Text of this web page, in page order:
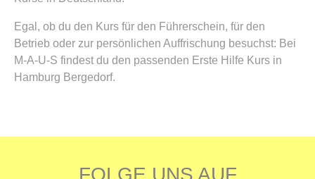
Egal, ob du den Kurs für den Führerschein, für den
Betrieb oder zur persönlichen Auffrischung besuchst: Bei
M-A-U-S findest du den passenden Erste Hilfe Kurs in
Hamburg Bergedorf.
FOLGE UNS AUF